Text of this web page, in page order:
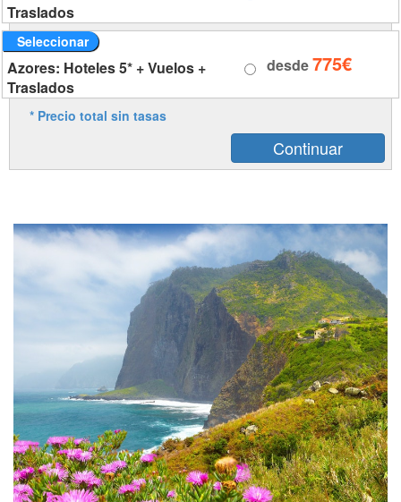
Traslados
Seleccionar
Azores: Hoteles 5* + Vuelos +
Traslados
desde775€
* Precio total sin tasas